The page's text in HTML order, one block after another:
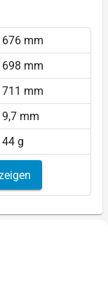
676 mm
698 mm
711 mm
9,7 mm
44 g